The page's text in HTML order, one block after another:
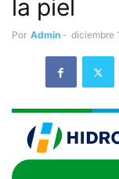
la piel
Por Admin - diciembre